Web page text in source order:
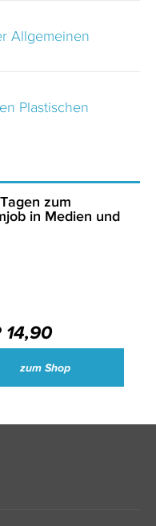
Allgemeinen
Plastischen
zum
in Medien und
14,90
zum Shop